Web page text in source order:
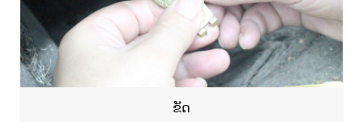
ຂັດ